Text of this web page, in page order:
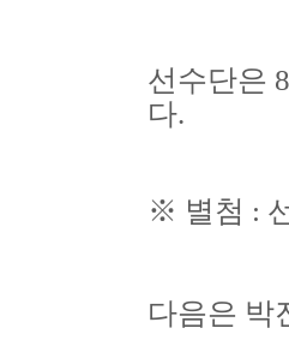
선수단은
다.
※ 별첨 :
다음은 박